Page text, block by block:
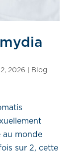
2026
Blog
au monde
sur 2, cette